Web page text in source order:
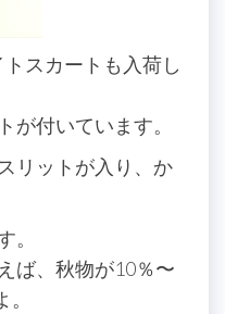
スカートも入荷し
が付いています。
リットが入り、か
。
ば、秋物が10％〜